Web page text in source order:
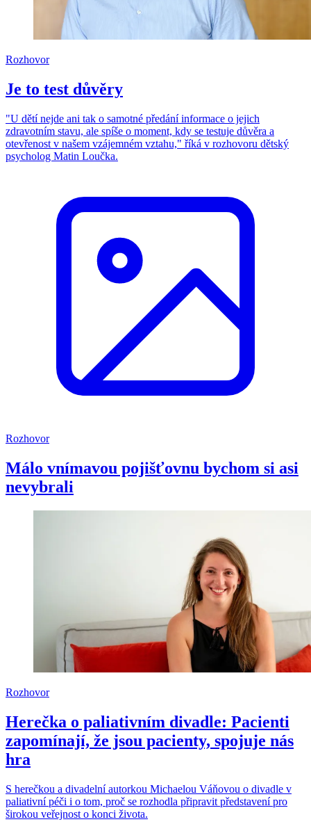
Rozhovor
Je to test důvěry
"U dětí nejde ani tak o samotné předání informace o jejich
zdravotním stavu, ale spíše o moment, kdy se testuje důvěra a
otevřenost v našem vzájemném vztahu," říká v rozhovoru dětský
psycholog Matin Loučka.
Rozhovor
Málo vnímavou pojišťovnu bychom si asi
nevybrali
Rozhovor
Herečka o paliativním divadle: Pacienti
zapomínají, že jsou pacienty, spojuje nás
hra
S herečkou a divadelní autorkou Michaelou Váňovou o divadle v
paliativní péči i o tom, proč se rozhodla připravit představení pro
širokou veřejnost o konci života.